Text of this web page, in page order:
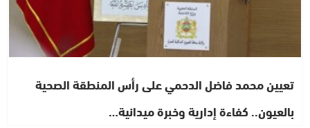
تعيين محمد فاضل الدحمي على رأس المنطقة الصحية
بالعيون.. كفاءة إدارية وخبرة ميدانية…